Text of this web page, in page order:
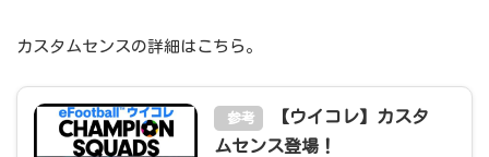
カスタムセンスの詳細はこちら。
参考
【ウイコレ】カスタ
ムセンス登場！